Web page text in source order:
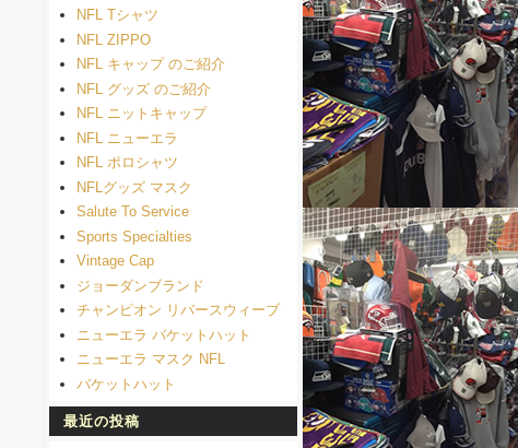
NFL Tシャツ
NFL ZIPPO
NFL キャップ のご紹介
NFL グッズ のご紹介
NFL ニットキャップ
NFL ニューエラ
NFL ポロシャツ
NFLグッズ マスク
Salute To Service
Sports Specialties
Vintage Cap
ジョーダンブランド
チャンピオン リバースウィーブ
ニューエラ バケットハット
ニューエラ マスク NFL
バケットハット
最近の投稿